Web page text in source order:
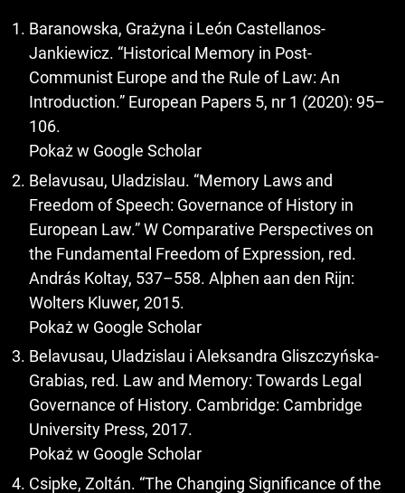
Baranowska, Grażyna i León Castellanos-
Jankiewicz. “Historical Memory in Post-
Communist Europe and the Rule of Law: An
Introduction.” European Papers 5, nr 1 (2020): 95–
106.
Pokaż w Google Scholar
Belavusau, Uladzislau. “Memory Laws and
Freedom of Speech: Governance of History in
European Law.” W Comparative Perspectives on
the Fundamental Freedom of Expression, red.
András Koltay, 537–558. Alphen aan den Rijn:
Wolters Kluwer, 2015.
Pokaż w Google Scholar
Belavusau, Uladzislau i Aleksandra Gliszczyńska-
Grabias, red. Law and Memory: Towards Legal
Governance of History. Cambridge: Cambridge
University Press, 2017.
Pokaż w Google Scholar
Csipke, Zoltán. “The Changing Significance of the